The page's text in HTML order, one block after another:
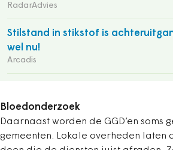
RadarAdvies
Stilstand in stikstof is
wel nu!
Arcadis
Bloedonderzoek
Daarnaast worden de GGD’en soms
gemeenten. Lokale overheden laten